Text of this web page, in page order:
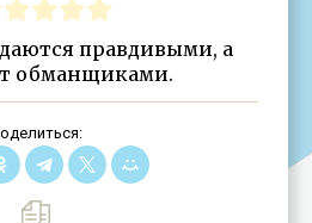
правдивыми, а
обманщиками.